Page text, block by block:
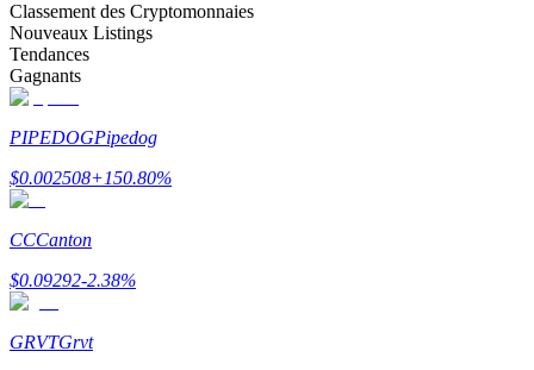
Classement des Cryptomonnaies
Nouveaux Listings
Tendances
Gagnants
PIPEDOGPipedog
$0.002508+150.80%
CCCanton
$0.09292-2.38%
GRVTGrvt